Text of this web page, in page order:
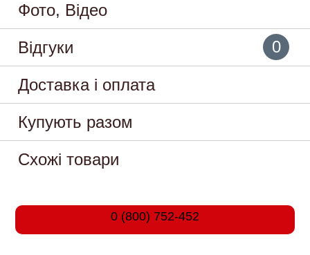
Фото, Відео
Відгуки
0
Доставка і оплата
Купують разом
Схожі товари
0 (800) 752-452